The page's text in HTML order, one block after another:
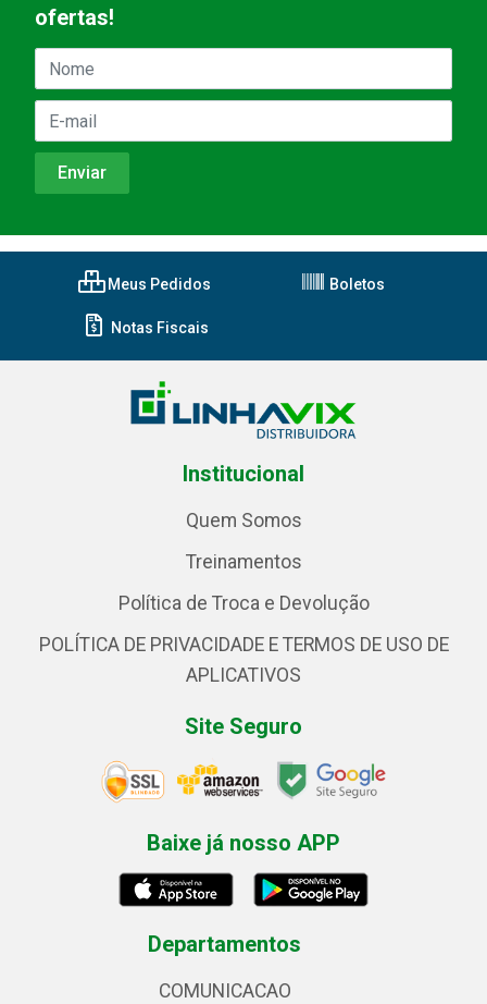
ofertas!
Meus Pedidos Boletos
Notas Fiscais
Institucional
Quem Somos
Treinamentos
Política de Troca e Devolução
POLÍTICA DE PRIVACIDADE E TERMOS DE USO DE
APLICATIVOS
Site Seguro
Baixe já nosso APP
Departamentos
COMUNICACAO